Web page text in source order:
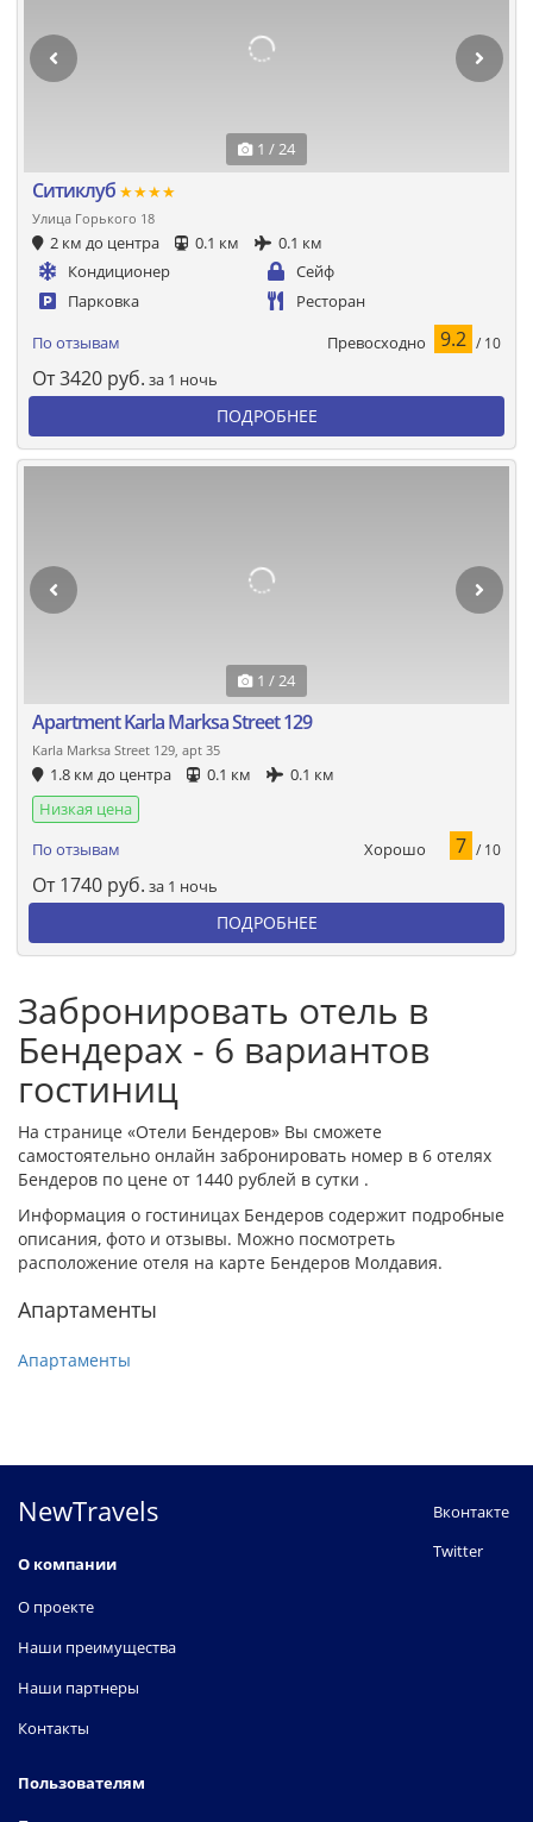
1 / 24
Ситиклуб ★★★★
Улица Горького 18
2 км до центра 0.1 км
0.1 км
Кондиционер
Сейф
Парковка
Ресторан
По отзывам Превосходно 9.2 / 10
От3420 руб. за 1 ночь
ПОДРОБНЕЕ
1 / 24
Apartment Karla Marksa Street 129
Karla Marksa Street 129, apt 35
1.8 км до центра 0.1 км
0.1 км
Низкая цена
По отзывам
Хорошо 7 / 10
От 1740 руб. за 1 ночь
ПОДРОБНЕЕ
Забронировать отель в
Бендерах - 6 вариантов
гостиниц
На странице «Отели Бендеров» Вы сможете
самостоятельно онлайн забронировать номер в 6 отелях
Бендеров по цене от 1440 рублей в сутки .
Информация о гостиницах Бендеров содержит подробные
описания, фото и отзывы. Можно посмотреть
расположение отеля на карте Бендеров Молдавия.
Апартаменты
Апартаменты
NewTravels
О компании
О проекте
Наши преимущества
Наши партнеры
Контакты
Пользователям
Вконтакте
Twitter